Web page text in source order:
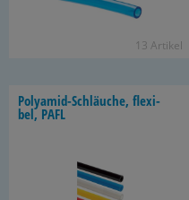
13 Ar­ti­kel
Polyamid-​Schläuche, fle­xi­
bel, PAFL